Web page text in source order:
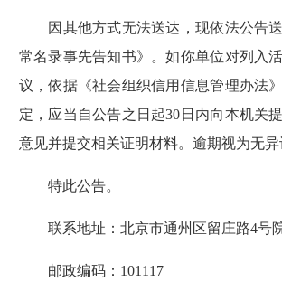
因其他方式无法送达，现依法公告送
常名录事先告知书》。如你单位对列入
议，依据《社会组织信用信息管理办法
定，应当自公告之日起30日内向本机关
意见并提交相关证明材料。逾期视为无异
特此公告。
联系地址：北京市通州区留庄路4号
邮政编码：101117